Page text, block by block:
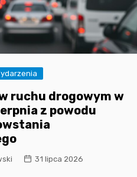
ruchu drogowym w
z powodu
31 lipca 2026